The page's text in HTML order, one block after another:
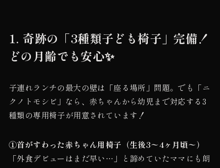
1. 奇跡の「3種類子ども椅子」完備！
どの月齢でも安心✨
子連れランチの最大の壁は「座る場所」問題。でも「ニ
クノトモシビ」なら、赤ちゃんから幼児まで対応する3
種類の専用椅子が用意されています！
①首がすわった赤ちゃん用椅子（生後3〜4ヶ月頃〜）
「外食デビューはまだ早い…」と諦めていたママにも朗